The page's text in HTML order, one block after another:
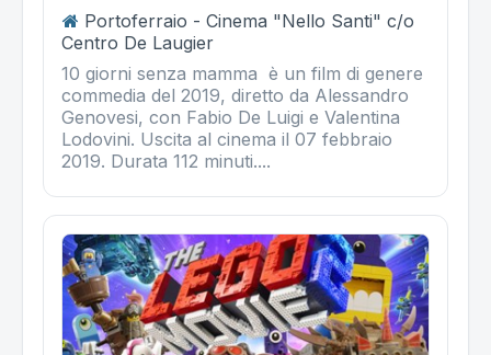
Portoferraio - Cinema "Nello Santi" c/o
Centro De Laugier
10 giorni senza mamma è un film di genere
commedia del 2019, diretto da Alessandro
Genovesi, con Fabio De Luigi e Valentina
Lodovini. Uscita al cinema il 07 febbraio
2019. Durata 112 minuti....